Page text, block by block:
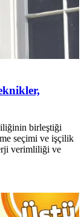
birleştiği
seçimi ve işçilik
verimliliği ve